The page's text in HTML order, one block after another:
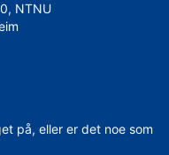
NTNU
på, eller er det noe som